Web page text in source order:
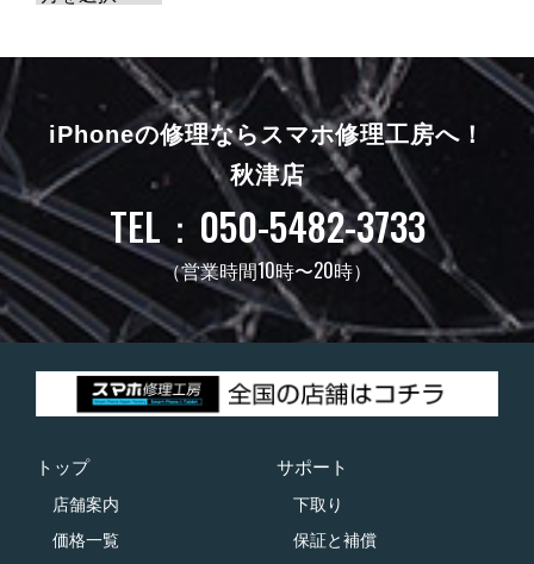
iPhoneの修理ならスマホ修理工房へ！
秋津店
TEL：050-5482-3733
（営業時間10時〜20時）
トップ
店舗案内
価格一覧
サポート
下取り
保証と補償